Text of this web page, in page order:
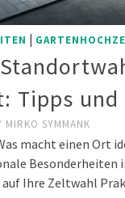
|
Tipps und
MIRKO SYMMANK
macht einen Ort
Besonderheiten
auf Ihre Zeltwahl